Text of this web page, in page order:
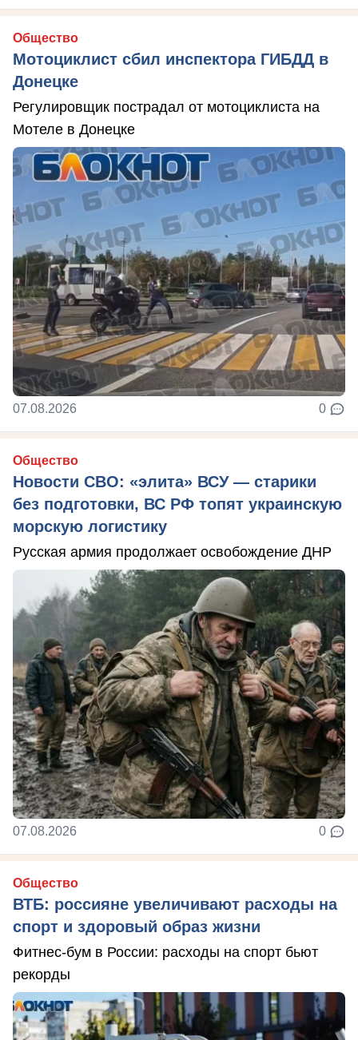
Общество
Мотоциклист сбил инспектора ГИБДД в
Донецке
Регулировщик пострадал от мотоциклиста на
Мотеле в Донецке
07.08.2026 0
Общество
Новости СВО: «элита» ВСУ — старики
без подготовки, ВС РФ топят украинскую
морскую логистику
Русская армия продолжает освобождение ДНР
07.08.2026 0
Общество
ВТБ: россияне увеличивают расходы на
спорт и здоровый образ жизни
Фитнес-бум в России: расходы на спорт бьют
рекорды